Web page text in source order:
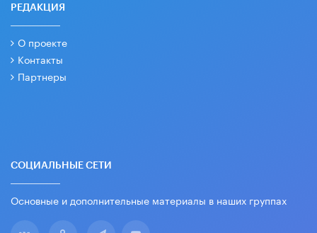
РЕДАКЦИЯ
О проекте
Контакты
Партнеры
СОЦИАЛЬНЫЕ СЕТИ
Основные и дополнительные материалы в наших группах